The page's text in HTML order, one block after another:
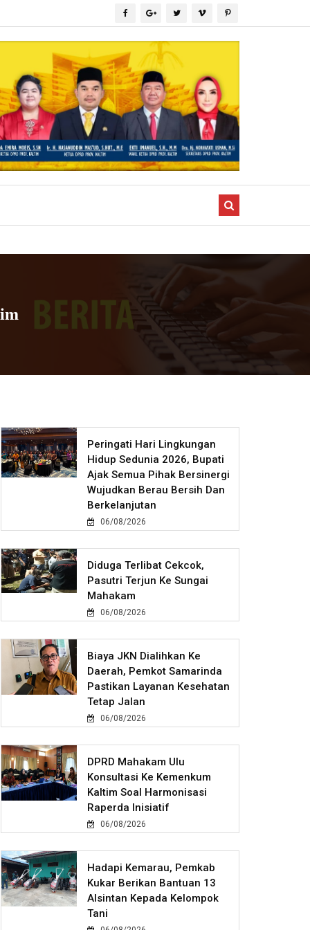
Peringati Hari Lingkungan
Hidup Sedunia 2026, Bupati
Ajak Semua Pihak Bersinergi
Wujudkan Berau Bersih Dan
Berkelanjutan
06/08/2026
Diduga Terlibat Cekcok,
Pasutri Terjun Ke Sungai
Mahakam
06/08/2026
Biaya JKN Dialihkan Ke
Daerah, Pemkot Samarinda
Pastikan Layanan Kesehatan
Tetap Jalan
06/08/2026
DPRD Mahakam Ulu
Konsultasi Ke Kemenkum
Kaltim Soal Harmonisasi
Raperda Inisiatif
06/08/2026
Hadapi Kemarau, Pemkab
Kukar Berikan Bantuan 13
Alsintan Kepada Kelompok
Tani